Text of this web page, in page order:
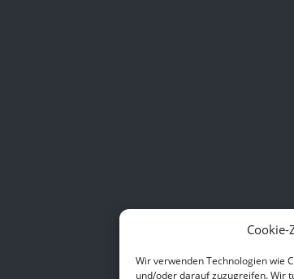
Wir verwenden Technologien wie
und/oder darauf zuzugreifen. Wir